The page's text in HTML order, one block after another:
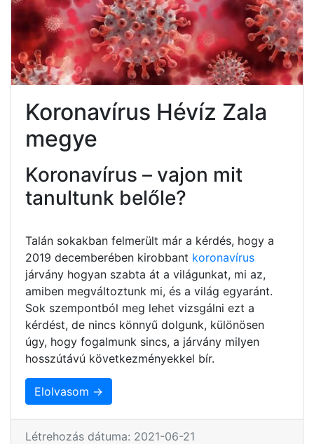
Koronavírus Hévíz Zala
megye
Koronavírus – vajon mit
tanultunk belőle?
Talán sokakban felmerült már a kérdés, hogy a
2019 decemberében kirobbant koronavírus
járvány hogyan szabta át a világunkat, mi az,
amiben megváltoztunk mi, és a világ egyaránt.
Sok szempontból meg lehet vizsgálni ezt a
kérdést, de nincs könnyű dolgunk, különösen
úgy, hogy fogalmunk sincs, a járvány milyen
hosszútávú következményekkel bír.
Elolvasom →
Létrehozás dátuma: 2021-06-21